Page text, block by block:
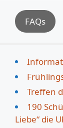
FAQs
Treffen
190
Liebe“ die